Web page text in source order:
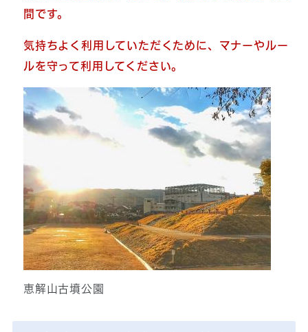
間です。
気持ちよく利用していただくために、マナーやルー
ルを守って利用してください。
恵解山古墳公園